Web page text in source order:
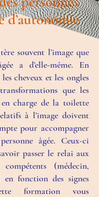
d’autonomie
souvent l’image que
a d’elle-même. En
cheveux et les ongles
que les
en charge de la toilette
à l’image doivent
pour accompagner
âgée. Ceux-ci
passer le relai aux
compétents (médecin,
fonction des signes
formation vous